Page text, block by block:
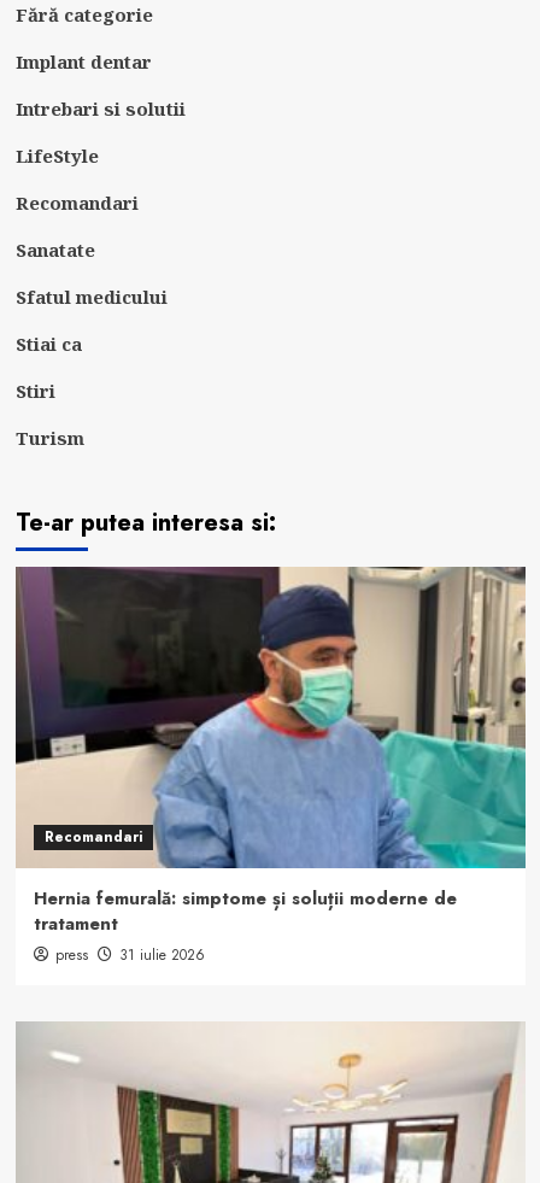
Fără categorie
Implant dentar
Intrebari si solutii
LifeStyle
Recomandari
Sanatate
Sfatul medicului
Stiai ca
Stiri
Turism
Te-ar putea interesa si:
Recomandari
Hernia femurală: simptome și soluții moderne de
tratament
press 31 iulie 2026